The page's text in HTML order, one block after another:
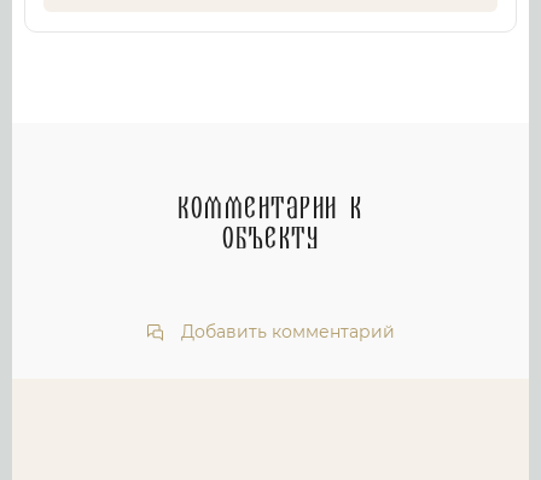
Комментарии к
объекту
Добавить комментарий